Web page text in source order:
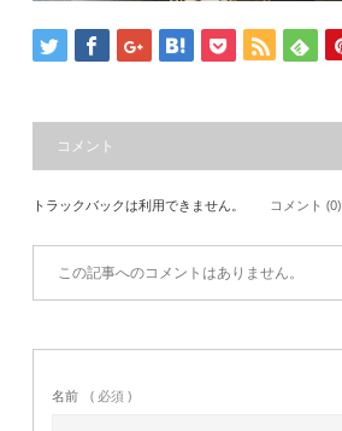
コメント
トラックバックは利用できません。 コメント (0)
この記事へのコメントはありません。
名前 ( 必須 )